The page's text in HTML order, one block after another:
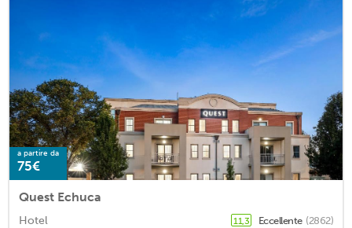
a partire da
75€
Quest Echuca
Hotel 11,3 Eccellente (2862)